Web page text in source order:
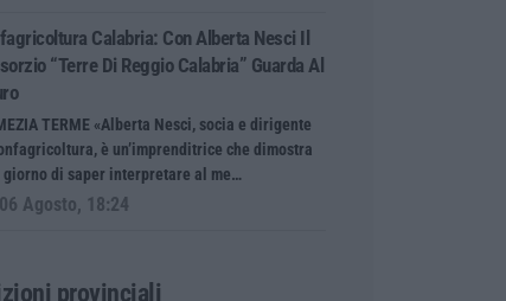
Calabria: Con Alberta Nesci Il
“Terre Di Reggio Calabria” Guarda Al
TERME «Alberta Nesci, socia e dirigente
è un’imprenditrice che dimostra
giorno di saper interpretare al me…
06 Agosto, 18:24
provinciali